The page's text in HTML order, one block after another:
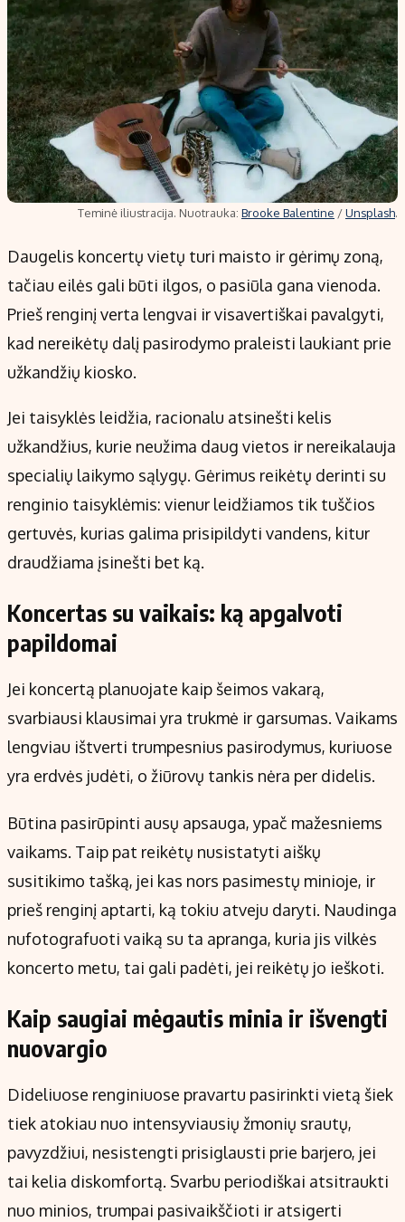
Teminė iliustracija. Nuotrauka: Brooke Balentine /Unsplash.
Daugelis koncertų vietų turi maisto ir gėrimų zoną,
tačiau eilės gali būti ilgos, o pasiūla gana vienoda.
Prieš renginį verta lengvai ir visavertiškai pavalgyti,
kad nereikėtų dalį pasirodymo praleisti laukiant prie
užkandžių kiosko.
Jei taisyklės leidžia, racionalu atsinešti kelis
užkandžius, kurie neužima daug vietos ir nereikalauja
specialių laikymo sąlygų. Gėrimus reikėtų derinti su
renginio taisyklėmis: vienur leidžiamos tik tuščios
gertuvės, kurias galima prisipildyti vandens, kitur
draudžiama įsinešti bet ką.
Koncertas su vaikais: ką apgalvoti
papildomai
Jei koncertą planuojate kaip šeimos vakarą,
svarbiausi klausimai yra trukmė ir garsumas. Vaikams
lengviau ištverti trumpesnius pasirodymus, kuriuose
yra erdvės judėti, o žiūrovų tankis nėra per didelis.
Būtina pasirūpinti ausų apsauga, ypač mažesniems
vaikams. Taip pat reikėtų nusistatyti aiškų
susitikimo tašką, jei kas nors pasimestų minioje, ir
prieš renginį aptarti, ką tokiu atveju daryti. Naudinga
nufotografuoti vaiką su ta apranga, kuria jis vilkės
koncerto metu, tai gali padėti, jei reikėtų jo ieškoti.
Kaip saugiai mėgautis minia ir išvengti
nuovargio
Dideliuose renginiuose pravartu pasirinkti vietą šiek
tiek atokiau nuo intensyviausių žmonių srautų,
pavyzdžiui, nesistengti prisiglausti prie barjero, jei
tai kelia diskomfortą. Svarbu periodiškai atsitraukti
nuo minios, trumpai pasivaikščioti ir atsigerti